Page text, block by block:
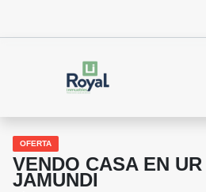
OFERTA
VENDO CASA EN
JAMUNDI